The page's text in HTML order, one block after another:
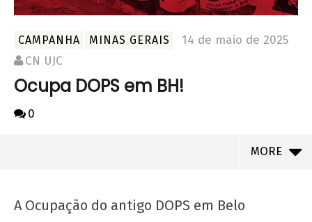
CAMPANHA MINAS GERAIS
14 de maio de 2025
CN UJC
Ocupa DOPS em BH!
0
MORE
A Ocupação do antigo DOPS em Belo